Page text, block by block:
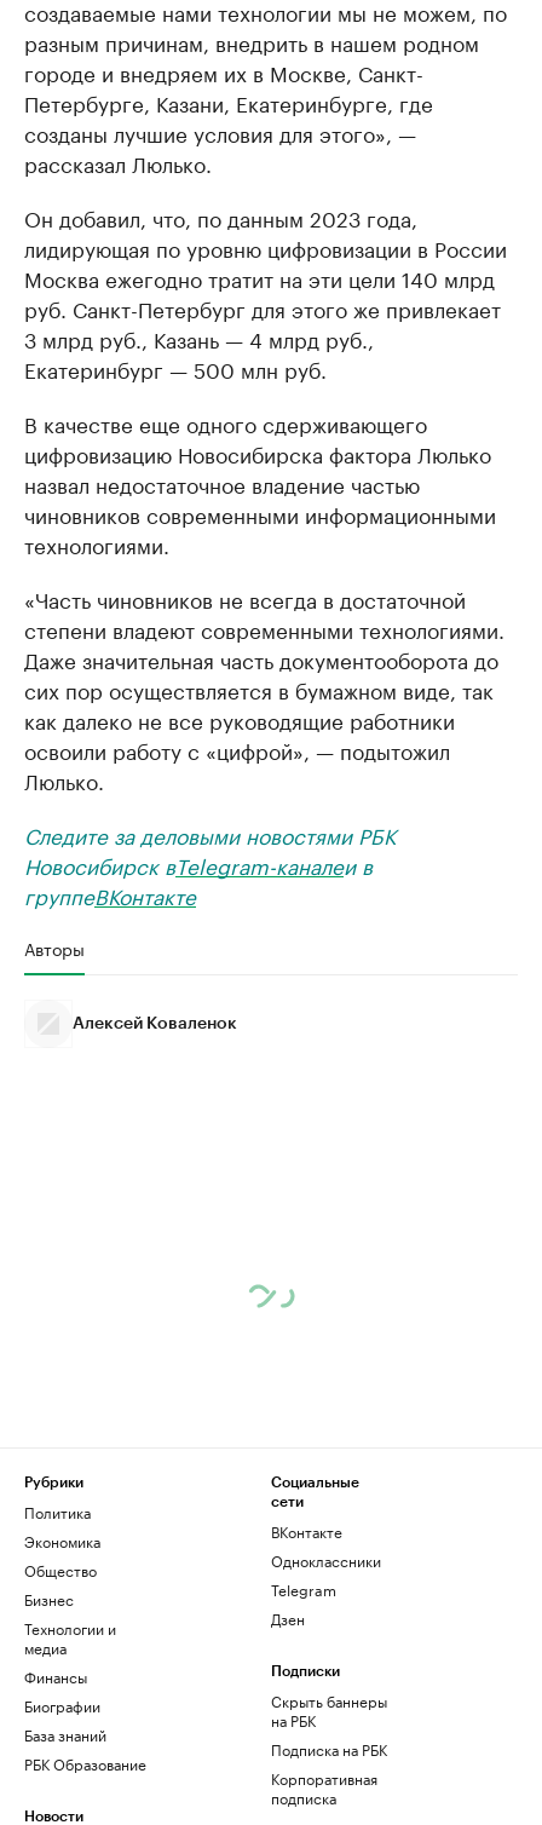
создаваемые нами технологии мы не можем, по
разным причинам, внедрить в нашем родном
городе и внедряем их в Москве, Санкт-
Петербурге, Казани, Екатеринбурге, где
созданы лучшие условия для этого», —
рассказал Люлько.
Он добавил, что, по данным 2023 года,
лидирующая по уровню цифровизации в России
Москва ежегодно тратит на эти цели 140 млрд
руб. Санкт-Петербург для этого же привлекает
3 млрд руб., Казань — 4 млрд руб.,
Екатеринбург — 500 млн руб.
В качестве еще одного сдерживающего
цифровизацию Новосибирска фактора Люлько
назвал недостаточное владение частью
чиновников современными информационными
технологиями.
«Часть чиновников не всегда в достаточной
степени владеют современными технологиями.
Даже значительная часть документооборота до
сих пор осуществляется в бумажном виде, так
как далеко не все руководящие работники
освоили работу с «цифрой», — подытожил
Люлько.
Следите за деловыми новостями РБК
Новосибирск вTelegram-каналеи в
группеВКонтакте
Авторы
Алексей Коваленок
Рубрики
Политика
Экономика
Общество
Бизнес
Технологии и
медиа
Финансы
Биографии
База знаний
РБК Образование
Новости
Социальные
сети
ВКонтакте
Одноклассники
Telegram
Дзен
Подписки
Скрыть баннеры
на РБК
Подписка на РБК
Корпоративная
подписка